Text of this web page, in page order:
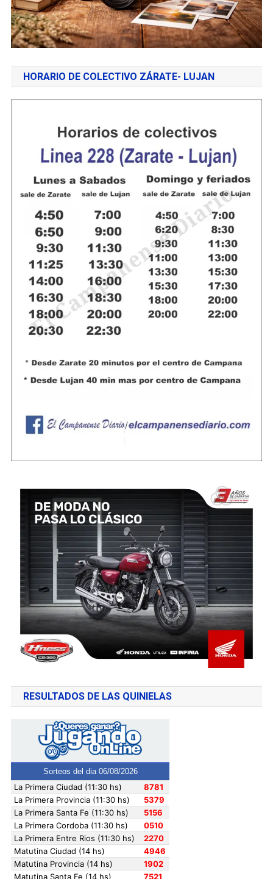
HORARIO DE COLECTIVO ZÁRATE- LUJAN
RESULTADOS DE LAS QUINIELAS